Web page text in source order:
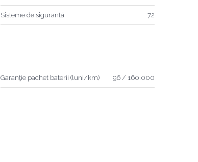
Sisteme de siguranță 72
Garanţie pachet baterii (luni/km) 96 / 160.000